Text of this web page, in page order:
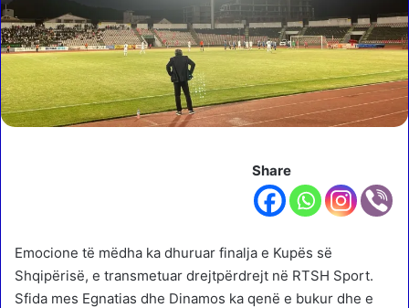
Share
Emocione të mëdha ka dhuruar finalja e Kupës së
Shqipërisë, e transmetuar drejtpërdrejt në RTSH Sport.
Sfida mes Egnatias dhe Dinamos ka qenë e bukur dhe e